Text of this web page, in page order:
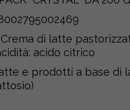
Crema di latte
acido citrico
e prodotti a base di